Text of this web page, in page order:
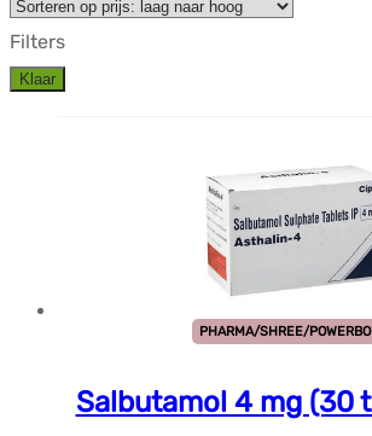
Filters
Klaar
PHARMA/SHREE/
Salbutamol 4 mg (30